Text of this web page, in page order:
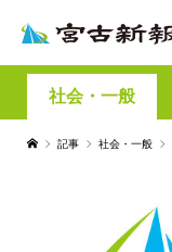
社会・一般
記事 社会・一般